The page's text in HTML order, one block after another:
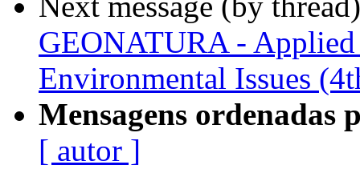
GEONATURA -
Environmental Issues
Mensagens ordenadas
[ autor ]